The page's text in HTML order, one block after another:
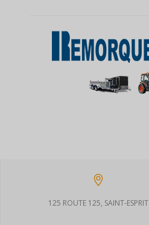
125 ROUTE 125, SAINT-ESPRIT